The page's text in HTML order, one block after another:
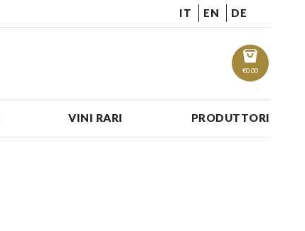
IT EN DE
€0.00
VINI RARI PRODUTTORI